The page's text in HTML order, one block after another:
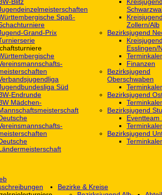
Spaß-
Grand-Prix
Süd
Endrunde
Mädchen-
Kreisjugend
Zollern/Alb
Bezirksjugend
Kreisjugend
‎Esslingen/
Finanzen
Bezirksjugend
Oberschwaben
Bezirksjugend
Bezirksjugend
‎Eventteam
Bezirksjugend
Bezirke & Kreise